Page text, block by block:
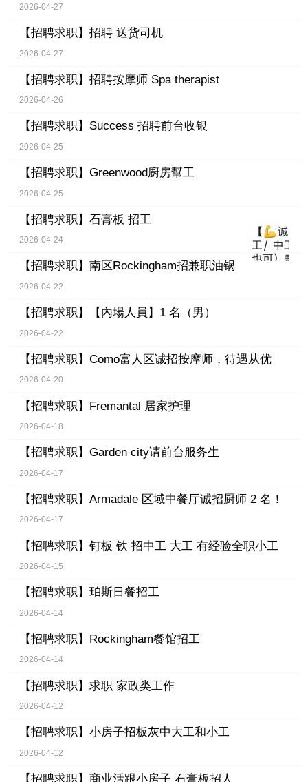
2026-04-27
【招聘求职】 招聘 送货司机
2026-04-27
【招聘求职】 招聘按摩师 Spa therapist
2026-04-26
【招聘求职】 Success 招聘前台收银
2026-04-25
【招聘求职】 Greenwood廚房幫工
2026-04-25
【招聘求职】 石膏板 招工
2026-04-24
【招聘求职】 南区Rockingham招兼职油锅
2026-04-22
【招聘求职】 【內場人員】1 名（男）
2026-04-22
【招聘求职】 Como富人区诚招按摩师，待遇从优
2026-04-20
【招聘求职】 Fremantal 居家护理
2026-04-18
【招聘求职】 Garden city请前台服务生
2026-04-17
【招聘求职】 Armadale 区域中餐厅诚招厨师 2 名！
2026-04-17
【招聘求职】 钉板 铁 招中工 大工 有经验全职小工
2026-04-15
【招聘求职】 珀斯日餐招工
2026-04-14
【招聘求职】 Rockingham餐馆招工
2026-04-14
【招聘求职】 求职 家政类工作
2026-04-12
【招聘求职】 小房子招板灰中大工和小工
2026-04-12
【招聘求职】 商业活跟小房子 石膏板招人